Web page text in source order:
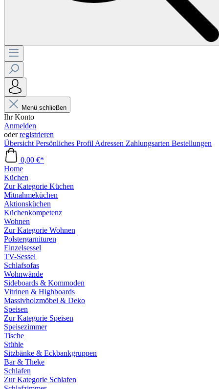
Menü schließen
Ihr Konto
Anmelden
oderregistrieren
Übersicht Persönliches Profil Adressen Zahlungsarten Bestellungen
0,00 €*
Home
Küchen
Zur Kategorie Küchen
Mitnahmeküchen
Aktionsküchen
Küchenkompetenz
Wohnen
Zur Kategorie Wohnen
Polstergarnituren
Einzelsessel
TV-Sessel
Schlafsofas
Wohnwände
Sideboards & Kommoden
Vitrinen & Highboards
Massivholzmöbel & Deko
Speisen
Zur Kategorie Speisen
Speisezimmer
Tische
Stühle
Sitzbänke & Eckbankgruppen
Bar & Theke
Schlafen
Zur Kategorie Schlafen